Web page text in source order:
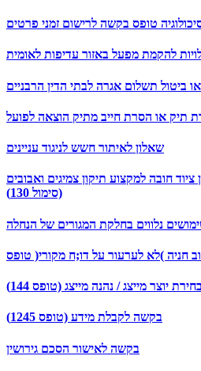
להקמת מפעל באזור עדיפות לאומית
ביטול תשלום אגרה לבתי הדין הרבניים
תיק או הסרת חייב מתיק הוצאה לפועל
שאלון לאיתור חשש לניגוד עניינים
חובה למקצוע תיקון צמיגים ואבובים
(סימול 130)
נלווים בחלקת המגורים של הנחלה
חניה )לא לערעור על דו;ח מקורי( טופס
יוצר מייצג / נהנה מייצג (טופס 144)
בקשה לקבלת מידע (טופס 1245)
בקשה לאישור הסכם גירושין